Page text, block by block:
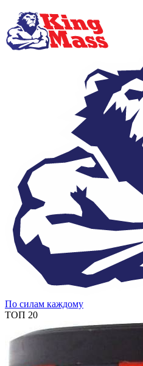
По силам каждому
ТОП 20